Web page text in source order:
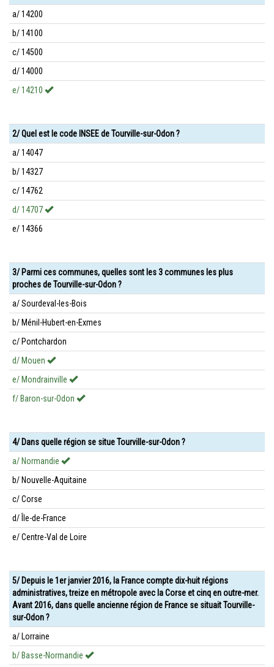
a/ 14200
b/ 14100
c/ 14500
d/ 14000
e/ 14210
2/ Quel est le code INSEE de Tourville-sur-Odon ?
a/ 14047
b/ 14327
c/ 14762
d/ 14707
e/ 14366
3/ Parmi ces communes, quelles sont les 3 communes les plus
proches de Tourville-sur-Odon ?
a/ Sourdeval-les-Bois
b/ Ménil-Hubert-en-Exmes
c/ Pontchardon
d/ Mouen
e/ Mondrainville
f/ Baron-sur-Odon
4/ Dans quelle région se situe Tourville-sur-Odon ?
a/ Normandie
b/ Nouvelle-Aquitaine
c/ Corse
d/ Île-de-France
e/ Centre-Val de Loire
5/ Depuis le 1er janvier 2016, la France compte dix-huit régions
administratives, treize en métropole avec la Corse et cinq en outre-mer.
Avant 2016, dans quelle ancienne région de France se situait Tourville-
sur-Odon ?
a/ Lorraine
b/ Basse-Normandie